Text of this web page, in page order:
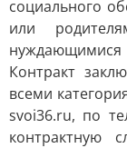
социального
или
Контракт
всеми
svoi36.ru, по
контрактную